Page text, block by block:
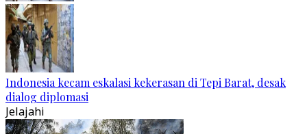
Indonesia kecam eskalasi kekerasan di Tepi Barat, desak
dialog diplomasi
Jelajahi